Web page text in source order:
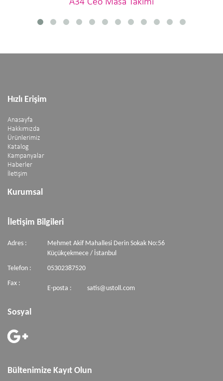
A34 Ceo Masa Takımı
Hızlı Erişim
Anasayfa
Hakkımızda
Ürünlerimiz
Katalog
Kampanyalar
Haberler
İletişim
Kurumsal
İletişim Bilgileri
Adres :
Mehmet Akif Mahallesi Derin Sokak No:56
Küçükçekmece / İstanbul
Telefon :
05302387520
Fax :
E-posta : satis@ustoll.com
Sosyal
Bültenimize Kayıt Olun